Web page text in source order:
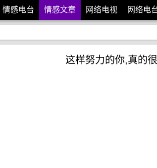
情感电台 情感文章 网络电视 网络电
这样努力的你,真的